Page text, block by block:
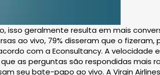
geralmente resulta em mais
ao vivo, 79% disseram que o fizeram,
com a Econsultancy. A velocidade
as perguntas são respondidas mais
seu bate-papo ao vivo. A Virgin